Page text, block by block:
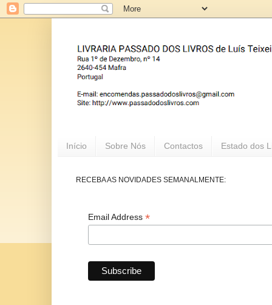
Início Sobre Nós Contactos Estado dos
RECEBA AS NOVIDADES SEMANALMENTE:
Email Address *